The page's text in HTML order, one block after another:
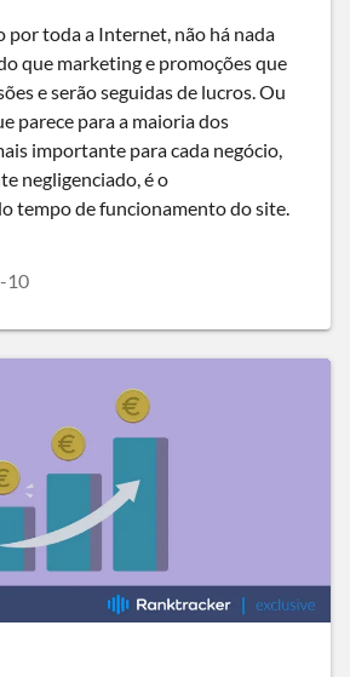
por toda a Internet, não há nada
que marketing e promoções que
e serão seguidas de lucros. Ou
parece para a maioria dos
importante para cada negócio,
negligenciado, é o
tempo de funcionamento do site.
10